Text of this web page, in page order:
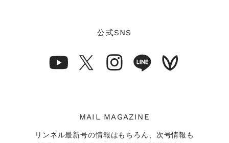
公式SNS
MAIL MAGAZINE
リンネル最新号の情報はもちろん、次号情報も